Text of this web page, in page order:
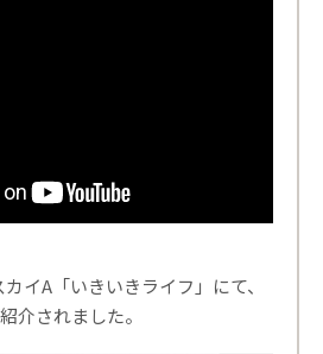
イA「いきいきライフ」にて、
介されました。